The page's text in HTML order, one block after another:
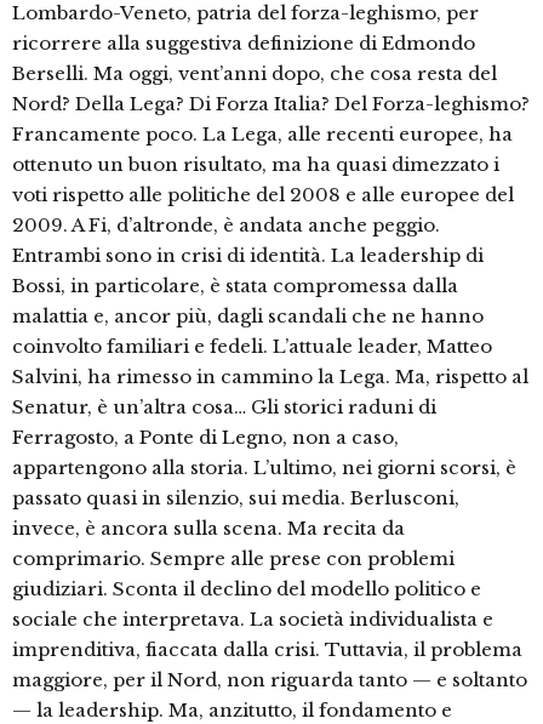
Lombardo-Veneto, patria del forza-leghismo, per
ricorrere alla suggestiva definizione di Edmondo
Berselli. Ma oggi, vent’anni dopo, che cosa resta del
Nord? Della Lega? Di Forza Italia? Del Forza-leghismo?
Francamente poco. La Lega, alle recenti europee, ha
ottenuto un buon risultato, ma ha quasi dimezzato i
voti rispetto alle politiche del 2008 e alle europee del
2009. A Fi, d’altronde, è andata anche peggio.
Entrambi sono in crisi di identità. La leadership di
Bossi, in particolare, è stata compromessa dalla
malattia e, ancor più, dagli scandali che ne hanno
coinvolto familiari e fedeli. L’attuale leader, Matteo
Salvini, ha rimesso in cammino la Lega. Ma, rispetto al
Senatur, è un’altra cosa… Gli storici raduni di
Ferragosto, a Ponte di Legno, non a caso,
appartengono alla storia. L’ultimo, nei giorni scorsi, è
passato quasi in silenzio, sui media. Berlusconi,
invece, è ancora sulla scena. Ma recita da
comprimario. Sempre alle prese con problemi
giudiziari. Sconta il declino del modello politico e
sociale che interpretava. La società individualista e
imprenditiva, fiaccata dalla crisi. Tuttavia, il problema
maggiore, per il Nord, non riguarda tanto — e soltanto
— la leadership. Ma, anzitutto, il fondamento e